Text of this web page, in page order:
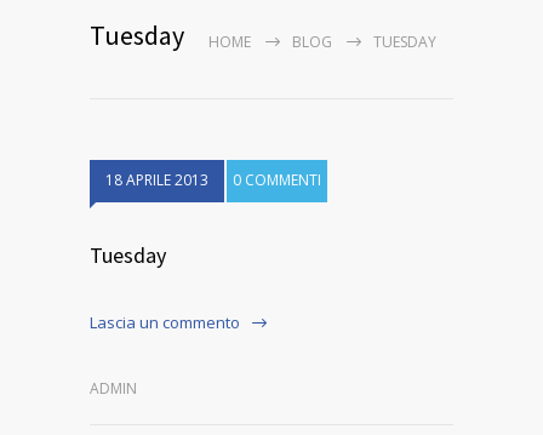
Tuesday HOME BLOG TUESDAY
18 APRILE 2013 0 COMMENTI
Tuesday
Lascia un commento
ADMIN